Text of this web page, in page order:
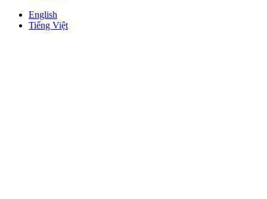
English
Tiếng Việt